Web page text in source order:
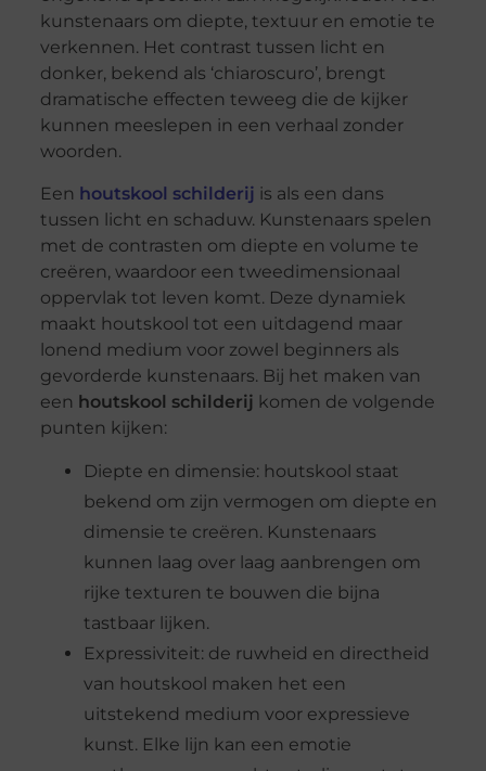
kunstenaars om diepte, textuur en emotie te
verkennen. Het contrast tussen licht en
donker, bekend als ‘chiaroscuro’, brengt
dramatische effecten teweeg die de kijker
kunnen meeslepen in een verhaal zonder
woorden.
Een houtskool schilderij is als een dans
tussen licht en schaduw. Kunstenaars spelen
met de contrasten om diepte en volume te
creëren, waardoor een tweedimensionaal
oppervlak tot leven komt. Deze dynamiek
maakt houtskool tot een uitdagend maar
lonend medium voor zowel beginners als
gevorderde kunstenaars. Bij het maken van
een houtskool schilderij komen de volgende
punten kijken:
Diepte en dimensie: houtskool staat
bekend om zijn vermogen om diepte en
dimensie te creëren. Kunstenaars
kunnen laag over laag aanbrengen om
rijke texturen te bouwen die bijna
tastbaar lijken.
Expressiviteit: de ruwheid en directheid
van houtskool maken het een
uitstekend medium voor expressieve
kunst. Elke lijn kan een emotie